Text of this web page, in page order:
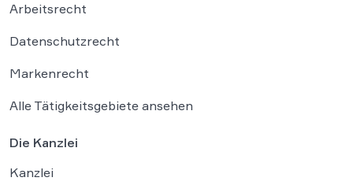
Arbeitsrecht
Datenschutzrecht
Markenrecht
Alle Tätigkeitsgebiete ansehen
Die Kanzlei
Kanzlei